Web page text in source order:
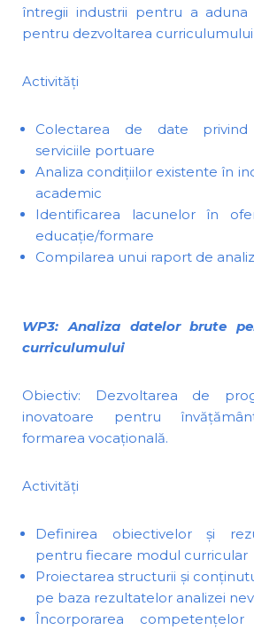
întregii industrii pentru a
pentru dezvoltarea curriculumului
Activități
Colectarea de date
serviciile portuare
Analiza condițiilor existente în
academic
Identificarea lacunelor în
educație/formare
Compilarea unui raport de
WP3: Analiza datelor brute
curriculumului
Obiectiv: Dezvoltarea de
inovatoare pentru
formarea vocațională.
Activități
Definirea obiectivelor și
pentru fiecare modul curricular
Proiectarea structurii și
pe baza rezultatelor analizei
Încorporarea